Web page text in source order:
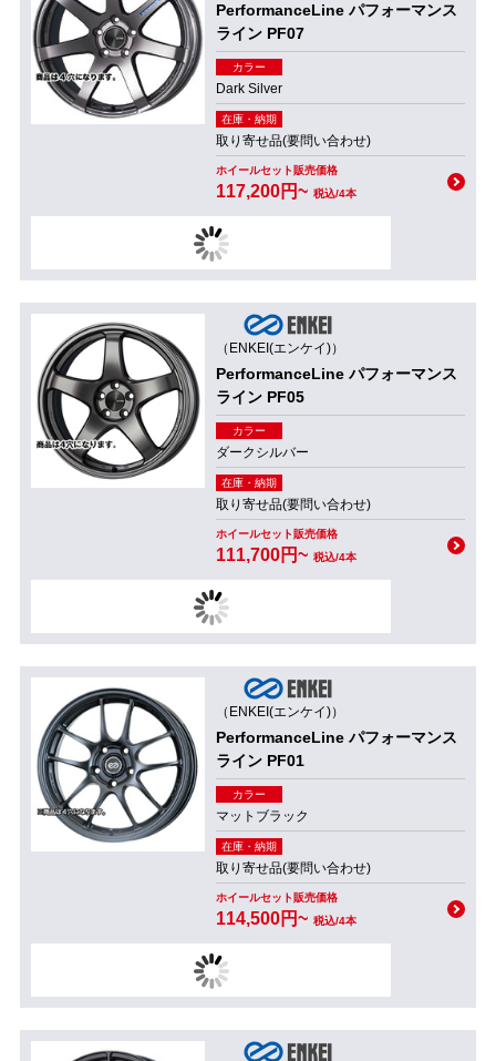
PerformanceLine パフォーマンス
ライン PF07
カラー
Dark Silver
在庫・納期
取り寄せ品(要問い合わせ)
ホイールセット販売価格
117,200円~ 税込/4本
（ENKEI(エンケイ)）
PerformanceLine パフォーマンス
ライン PF05
カラー
ダークシルバー
在庫・納期
取り寄せ品(要問い合わせ)
ホイールセット販売価格
111,700円~ 税込/4本
（ENKEI(エンケイ)）
PerformanceLine パフォーマンス
ライン PF01
カラー
マットブラック
在庫・納期
取り寄せ品(要問い合わせ)
ホイールセット販売価格
114,500円~ 税込/4本